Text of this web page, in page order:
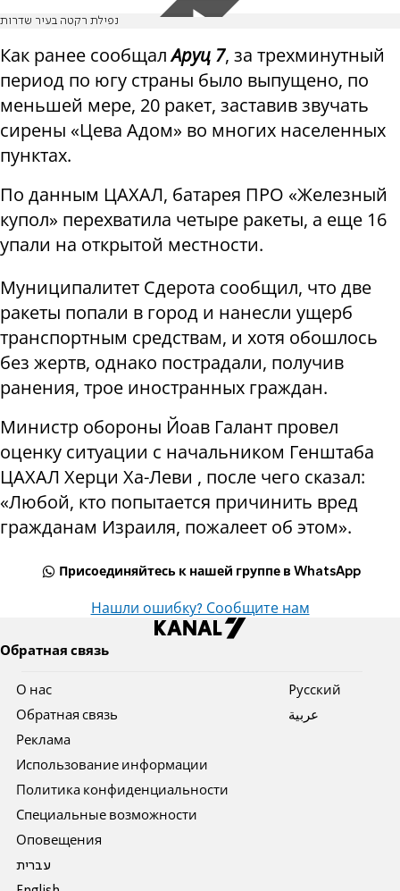
נפילת רקטה בעיר שדרות
Как ранее сообщалАруц 7, за трехминутный
период по югу страны было выпущено, по
меньшей мере, 20 ракет, заставив звучать
сирены «Цева Адом» во многих населенных
пунктах.
По данным ЦАХАЛ, батарея ПРО «Железный
купол» перехватила четыре ракеты, а еще 16
упали на открытой местности.
Муниципалитет Сдерота сообщил, что две
ракеты попали в город и нанесли ущерб
транспортным средствам, и хотя обошлось
без жертв, однако пострадали, получив
ранения, трое иностранных граждан.
Министр обороны Йоав Галант провел
оценку ситуации с начальником Генштаба
ЦАХАЛ Херци Ха-Леви , после чего сказал:
«Любой, кто попытается причинить вред
гражданам Израиля, пожалеет об этом».
Присоединяйтесь к нашей группе в WhatsApp
Нашли ошибку? Сообщите нам
Обратная связь
О нас
Обратная связь
Реклама
Использование информации
Политика конфиденциальности
Специальные возможности
Оповещения
עברית
Pусский
عربية